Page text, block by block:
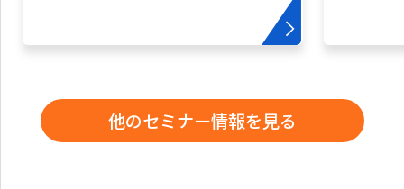
他のセミナー情報を見る